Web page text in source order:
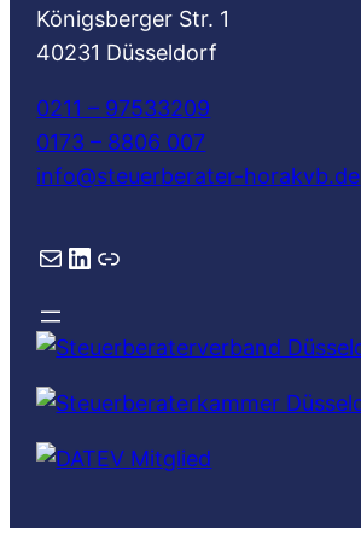
Königsberger Str. 1
40231 Düsseldorf
0211 – 97533209
0173 – 8806 007
info@steuerberater-horakvb.de
E-Mail LinkedIn Link